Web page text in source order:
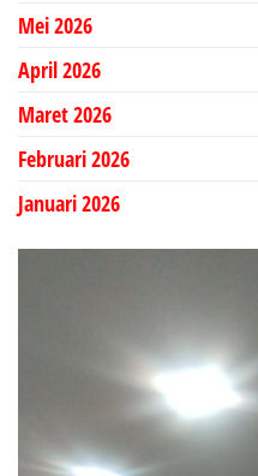
Mei 2026
April 2026
Maret 2026
Februari 2026
Januari 2026